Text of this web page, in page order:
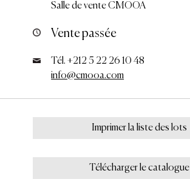
Salle de vente CMOOA
Vente passée
Tél. +212 5 22 26 10 48
info@cmooa.com
Imprimer la liste des lots
Télécharger le catalogue